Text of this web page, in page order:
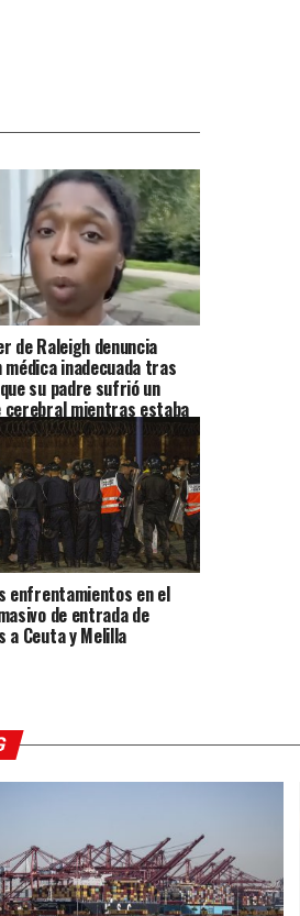
de Raleigh denuncia
inadecuada tras
su padre sufrió un
cerebral mientras estaba
del ICE
enfrentamientos en el
de entrada de
a Ceuta y Melilla